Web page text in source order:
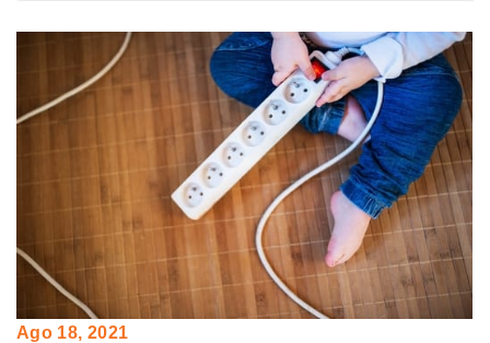
Ago 18, 2021